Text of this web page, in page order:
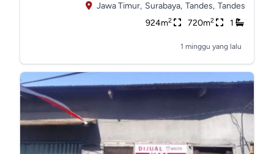
Jawa Timur, Surabaya, Tandes, Tandes
924m2 720m2 1
1 minggu yang lalu